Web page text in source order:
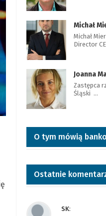
Michał
Michał
Director
Joanna
Zastępca
Śląski …
O tym mówią
Ostatnie
SK: